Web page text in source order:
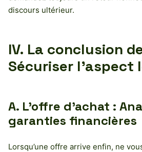
discours ultérieur.
IV. La conclusion
Sécuriser l’aspect
A. L’offre d’achat :
garanties financières
Lorsqu’une offre arrive enfin, ne